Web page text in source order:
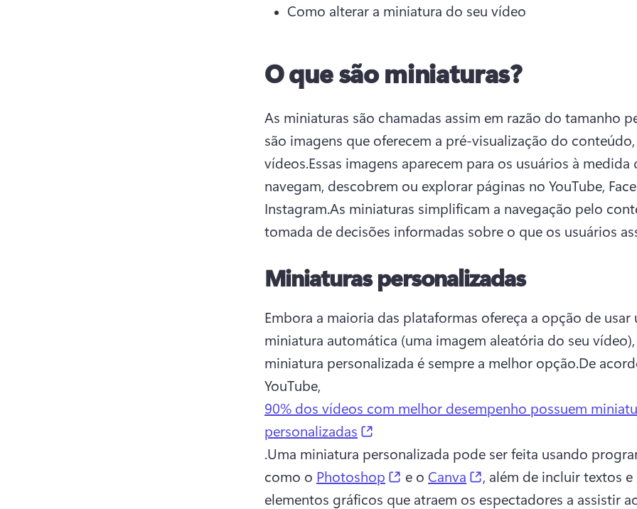
Como alterar a miniatura do seu vídeo
O que são miniaturas?
As miniaturas são chamadas assim em razão do tamanho
são imagens que oferecem a pré-visualização do
vídeos.Essas imagens aparecem para os usuários à medida
navegam, descobrem ou explorar páginas no YouTube,
Instagram.As miniaturas simplificam a navegação pelo
tomada de decisões informadas sobre o que os usuários
Miniaturas personalizadas
Embora a maioria das plataformas ofereça a opção de usar
miniatura automática (uma imagem aleatória do seu
miniatura personalizada é sempre a melhor opção.De
YouTube,
90% dos vídeos com melhor desempenho possuem
personalizadas
.Uma miniatura personalizada pode ser feita usando
como o Photoshop (opens in a new tab)
e o Canva (opens in a new tab)
, além de incluir textos e
elementos gráficos que atraem os espectadores a assistir